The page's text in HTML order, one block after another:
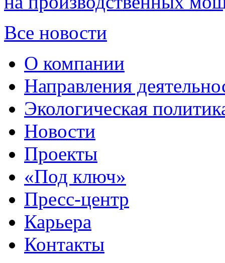
Все новости
О компании
Направления
Экологическая
Новости
Проекты
«Под ключ»
Пресс-центр
Карьера
Контакты